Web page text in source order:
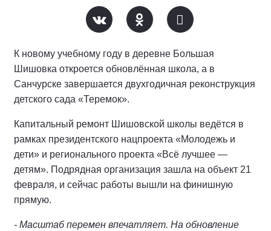
К новому учебному году в деревне Большая
Шишовка откроется обновлённая школа, а в
Санчурске завершается двухгодичная реконструкция
детского сада «Теремок».
Капитальный ремонт Шишовской школы ведётся в
рамках президентского нацпроекта «Молодежь и
дети» и регионального проекта «Всё лучшее —
детям». Подрядная организация зашла на объект 21
февраля, и сейчас работы вышли на финишную
прямую.
- Масштаб перемен впечатляет. На обновление